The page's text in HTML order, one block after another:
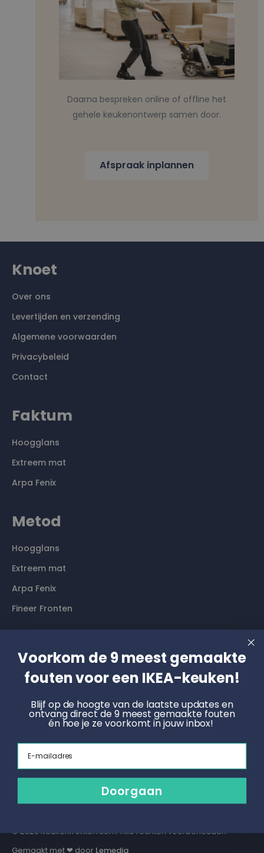
Daarna bespreken online of offline het
gehele keukenontwerp samen door.
Afspraak inplannen
Knoet
Over ons
Levertijden en verzending
Algemene voorwaarden
Privacybeleid
Contact
Faktum
Hoogglans
Extreem mat
Arpa Fenix
Metod
Hoogglans
Extreem mat
Arpa Fenix
Fineer Fronten
Contact
Langs komen? Graag even een afspraak maken. Dan
Boek een online afspraak
KNOET
Radonstraat 4, 7031 GT Wehl
© 2026 Keukenfronten.com. Alle rechten voorbehouden
Gemaakt met ❤ door Lemedia
Voorkom de 9 meest gemaakte
fouten voor een IKEA-keuken!
Blijf op de hoogte van de laatste updates en
ontvang direct de 9 meest gemaakte fouten
én hoe je ze voorkomt in jouw inbox!
Doorgaan